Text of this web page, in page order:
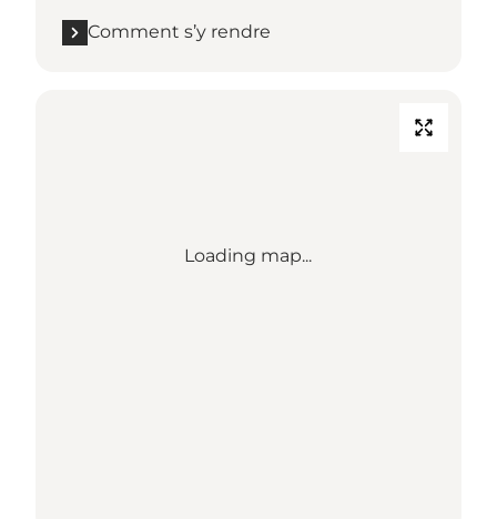
Comment s’y rendre
Loading map...